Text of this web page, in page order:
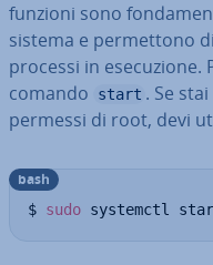
funzioni sono
sistema e per­met­to­no
processi in ese­cu­zio­ne.
comando
start . Se
permessi di root, devi
$ sudo systemctl
bash